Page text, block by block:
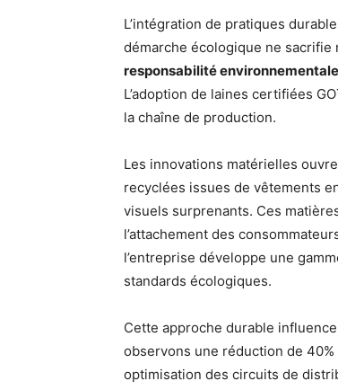
L’intégration de pratiques
démarche écologique ne sacrifie
responsabilité environnementale
L’adoption de laines certifiées
la chaîne de production.
Les innovations matérielles
recyclées issues de vêtements
visuels surprenants. Ces
l’attachement des
l’entreprise développe une
standards écologiques.
Cette approche durable
observons une réduction de
optimisation des circuits de